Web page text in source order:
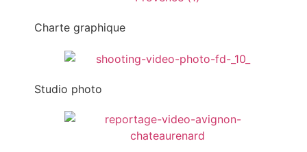
Charte graphique
Studio photo